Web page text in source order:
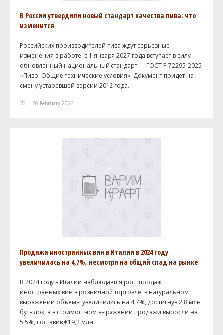
В России утвердили новый стандарт качества пива: что
изменится
Российских производителей пива ждут серьезные
изменения в работе: с 1 января 2027 года вступает в силу
обновленный национальный стандарт — ГОСТ Р 72295-2025
«Пиво. Общие технические условия». Документ придет на
смену устаревшей версии 2012 года.
26 February 2026
Продажа иностранных вин в Италии в 2024 году
увеличилась на 4,7%, несмотря на общий спад на рынке
В 2024 году в Италии наблюдается рост продаж
иностранных вин в розничной торговле: в натуральном
выражении объемы увеличились на 4,7%, достигнув 2,8 млн
бутылок, а в стоимостном выражении продажи выросли на
5,5%, составив €19,2 млн